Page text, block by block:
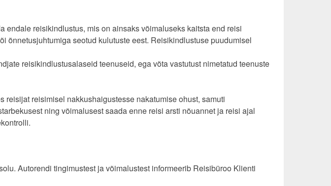
endale reisikindlustus, mis on ainsaks võimaluseks kaitsta end reisi
õnnetusjuhtumiga seotud kulutuste eest. Reisikindlustuse puudumisel
reisikindlustusalaseid teenuseid, ega võta vastutust nimetatud teenuste
reisijat reisimisel nakkushaigustesse nakatumise ohust, samuti
ning võimalusest saada enne reisi arsti nõuannet ja reisi ajal
Autorendi tingimustest ja võimalustest informeerib Reisibüroo Klienti